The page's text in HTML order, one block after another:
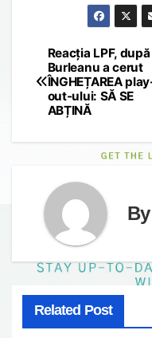
Post
navigation
Reacția LPF,
Burleanu a cerut
ÎNGHEȚAREA
out-ului: SĂ SE
ABȚINĂ
By
Related Post